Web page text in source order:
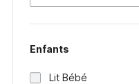
Enfants
Lit Bébé